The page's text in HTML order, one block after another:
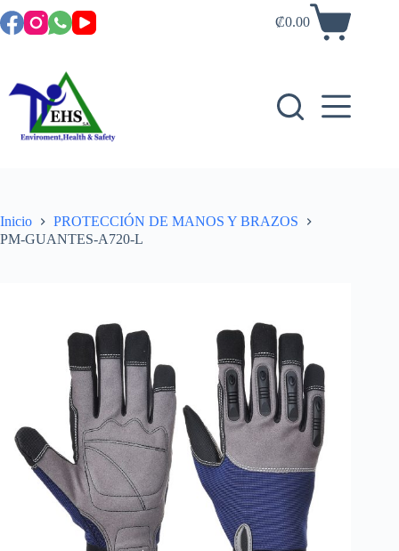
₡0.00
Inicio
PROTECCIÓN DE MANOS Y BRAZOS
PM-GUANTES-A720-L